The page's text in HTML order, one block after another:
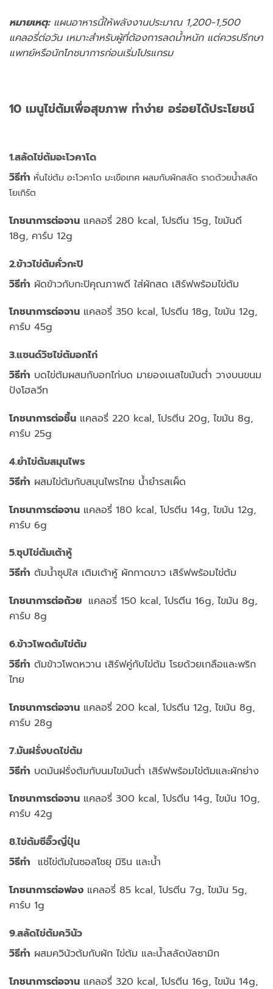
หมายเหตุ:แผนอาหารนี้ให้พลังงานประมาณ 1,200-1,500
แคลอรี่ต่อวัน เหมาะสำหรับผู้ที่ต้องการลดน้ำหนัก แต่ควรปรึกษา
แพทย์หรือนักโภชนาการก่อนเริ่มโปรแกรม
10 เมนูไข่ต้มเพื่อสุขภาพ ทำง่าย อร่อยได้ประโยชน์
1.สลัดไข่ต้มอะโวคาโด
วิธีทำ หั่นไข่ต้ม อะโวคาโด มะเขือเทศ ผสมกับผักสลัด ราดด้วยน้ำสลัด
โยเกิร์ต
โภชนาการต่อจาน แคลอรี่ 280 kcal, โปรตีน 15g, ไขมันดี
18g, คาร์บ 12g
2.ข้าวไข่ต้มคั่วกะปิ
วิธีทำ ผัดข้าวกับกะปิคุณภาพดี ใส่ผักสด เสิร์ฟพร้อมไข่ต้ม
โภชนาการต่อจาน แคลอรี่ 350 kcal, โปรตีน 18g, ไขมัน 12g,
คาร์บ 45g
3.แซนด์วิชไข่ต้มอกไก่
วิธีทำ บดไข่ต้มผสมกับอกไก่บด มายองเนสไขมันต่ำ วางบนขนม
ปังโฮลวีท
โภชนาการต่อชิ้น แคลอรี่ 220 kcal, โปรตีน 20g, ไขมัน 8g,
คาร์บ 25g
4.ยำไข่ต้มสมุนไพร
วิธีทำ ผสมไข่ต้มกับสมุนไพรไทย น้ำยำรสเผ็ด
โภชนาการต่อจาน แคลอรี่ 180 kcal, โปรตีน 14g, ไขมัน 12g,
คาร์บ 6g
5.ซุปไข่ต้มเต้าหู้
วิธีทำ ต้มน้ำซุปใส เติมเต้าหู้ ผักกาดขาว เสิร์ฟพร้อมไข่ต้ม
โภชนาการต่อถ้วย แคลอรี่ 150 kcal, โปรตีน 16g, ไขมัน 8g,
คาร์บ 8g
6.ข้าวโพดต้มไข่ต้ม
วิธีทำ ต้มข้าวโพดหวาน เสิร์ฟคู่กับไข่ต้ม โรยด้วยเกลือและพริก
ไทย
โภชนาการต่อจาน แคลอรี่ 200 kcal, โปรตีน 12g, ไขมัน 8g,
คาร์บ 28g
7.มันฝรั่งบดไข่ต้ม
วิธีทำ บดมันฝรั่งต้มกับนมไขมันต่ำ เสิร์ฟพร้อมไข่ต้มและผักย่าง
โภชนาการต่อจาน แคลอรี่ 300 kcal, โปรตีน 14g, ไขมัน 10g,
คาร์บ 42g
8.ไข่ต้มซีอิ๊วญี่ปุ่น
วิธีทำ แช่ไข่ต้มในซอสโชยุ มิริน และน้ำ
โภชนาการต่อฟอง แคลอรี่ 85 kcal, โปรตีน 7g, ไขมัน 5g,
คาร์บ 1g
9.สลัดไข่ต้มควินัว
วิธีทำ ผสมควินัวต้มกับผัก ไข่ต้ม และน้ำสลัดบัลซามิก
โภชนาการต่อจาน แคลอรี่ 320 kcal, โปรตีน 16g, ไขมัน 14g,